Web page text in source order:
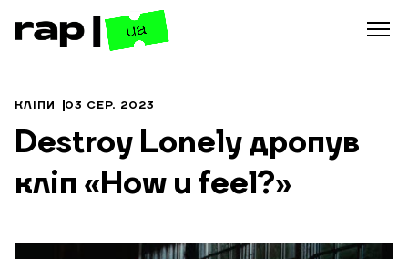
КЛІПИ 03 СЕР, 2023
Destroy Lonely дропув
кліп «How u feel?»